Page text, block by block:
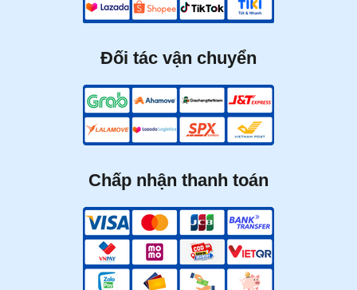
Đối tác vận chuyển
Chấp nhận thanh toán